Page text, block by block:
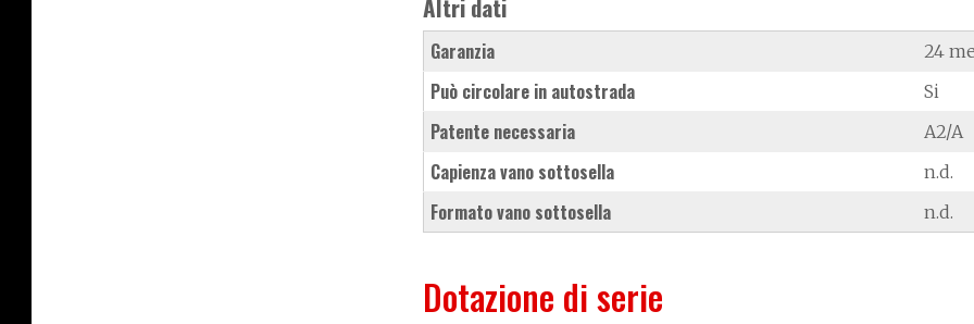
Altri dati
Garanzia 24
Può circolare in autostrada Si
Patente necessaria A2/A
Capienza vano sottosella n.d.
Formato vano sottosella n.d.
Dotazione di serie